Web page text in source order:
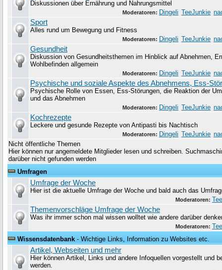
Diskussionen über Ernährung und Nahrungsmittel
Moderatoren: Dingeli TeeJunkie
Sport
Alles rund um Bewegung und Fitness
Moderatoren: Dingeli TeeJunkie
Gesundheit
Diskussion von Gesundheitsthemen im Hinblick auf Abnehmen,
Wohlbefinden allgemein
Moderatoren: Dingeli TeeJunkie
Psychische und soziale Aspekte des Abnehmens, Ess-
Psychische Rolle von Essen, Ess-Störungen, die Reaktion der
und das Abnehmen
Moderatoren: Dingeli TeeJunkie
Kochrezepte
Leckere und gesunde Rezepte von Antipasti bis Nachtisch
Moderatoren: Dingeli TeeJunkie
Nicht öffentliche Themen
Hier können nur angemeldete Mitglieder lesen und schreiben.
darüber nicht gefunden werden
Umfragen
Umfrage der Woche
Hier ist die aktuelle Umfrage der Woche und bald auch das
Moderatoren:
Themenvorschläge Umfrage der Woche
Was ihr immer schon mal wissen wolltet wie andere darüber
Moderatoren:
Wissensdatenbank - Wichtige Links, Information zu Websites etc.
Artikel, Webseiten und mehr
Hier können Artikel, Links und andere Infoquellen vorgestellt und
werden.